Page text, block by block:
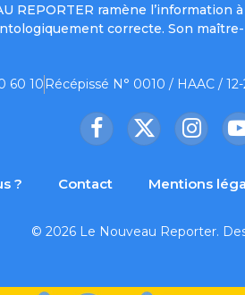
REPORTER ramène
correcte. Son maître-
60 10 Récépissé N° 0010 / HAAC /
Facebook
X
? Contact Mentions
© 2026 Le Nouveau Reporter.